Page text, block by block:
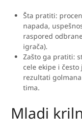
Šta pratiti:
napada,
raspored
igrača).
Zašto ga pratiti:
cele ekipe i
rezultati
tima.
Mladi